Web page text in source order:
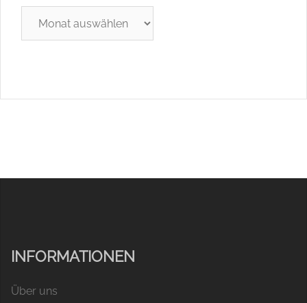
INFORMATIONEN
Über uns